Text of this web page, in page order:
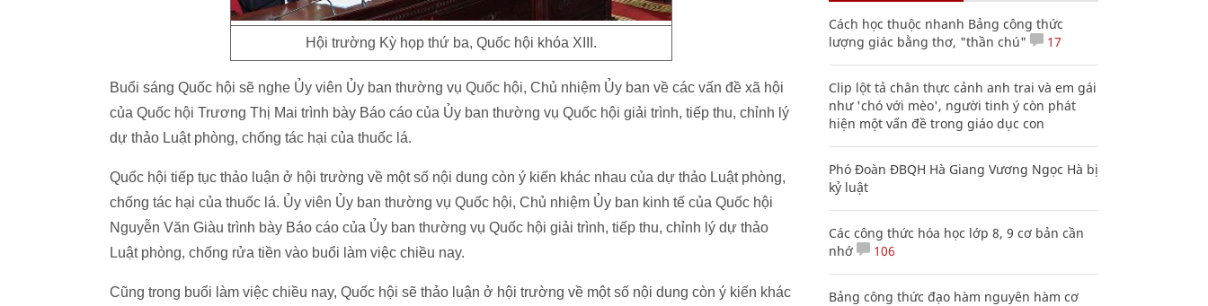
Hội trường Kỳ họp thứ ba, Quốc hội khóa XIII.
Buổi sáng Quốc hội sẽ nghe Ủy viên Ủy ban thường vụ Quốc hội, Chủ nhiệm Ủy ban về các vấn đề xã hội
của Quốc hội Trương Thị Mai trình bày Báo cáo của Ủy ban thường vụ Quốc hội giải trình, tiếp thu, chỉnh lý
dự thảo Luật phòng, chống tác hại của thuốc lá.
Quốc hội tiếp tục thảo luận ở hội trường về một số nội dung còn ý kiến khác nhau của dự thảo Luật phòng,
chống tác hại của thuốc lá. Ủy viên Ủy ban thường vụ Quốc hội, Chủ nhiệm Ủy ban kinh tế của Quốc hội
Nguyễn Văn Giàu trình bày Báo cáo của Ủy ban thường vụ Quốc hội giải trình, tiếp thu, chỉnh lý dự thảo
Luật phòng, chống rửa tiền vào buổi làm việc chiều nay.
Cũng trong buổi làm việc chiều nay, Quốc hội sẽ thảo luận ở hội trường về một số nội dung còn ý kiến khác
Cách học thuộc nhanh Bảng công thức
lượng giác bằng thơ, "thần chú"
17
Clip lột tả chân thực cảnh anh trai và em gái
như 'chó với mèo', người tinh ý còn phát
hiện một vấn đề trong giáo dục con
Phó Đoàn ĐBQH Hà Giang Vương Ngọc Hà bị
kỷ luật
Các công thức hóa học lớp 8, 9 cơ bản cần
nhớ
106
Bảng công thức đạo hàm nguyên hàm cơ